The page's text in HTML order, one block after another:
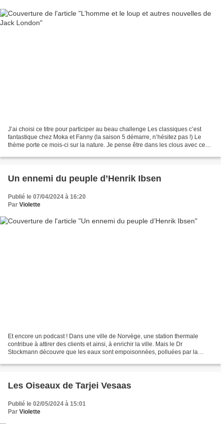
J’ai choisi ce titre pour participer au beau challenge Les classiques c’est
fantastique chez Moka et Fanny (la saison 5 démarre, n’hésitez pas !) Le
thème porte ce mois-ci sur la nature. Je pense être dans les clous avec ces
Un ennemi du peuple d’Henrik Ibsen
Publié le 07/04/2024 à 16:20
Par Violette
Et encore un podcast ! Dans une ville de Norvège, une station thermale
contribue à attirer des clients et ainsi, à enrichir la ville. Mais le Dr
Stockmann découvre que les eaux sont empoisonnées, polluées par la
Les Oiseaux de Tarjei Vesaas
Publié le 02/05/2024 à 15:01
Par Violette